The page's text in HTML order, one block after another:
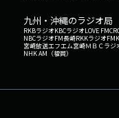
九州・沖縄のラジオ局
RKBラジオKBCラジオLOVE FM
NBCラジオFM長崎RKKラジオ
宮崎放送エフエム宮崎ＭＢＣラジ
NHK AM（福岡）